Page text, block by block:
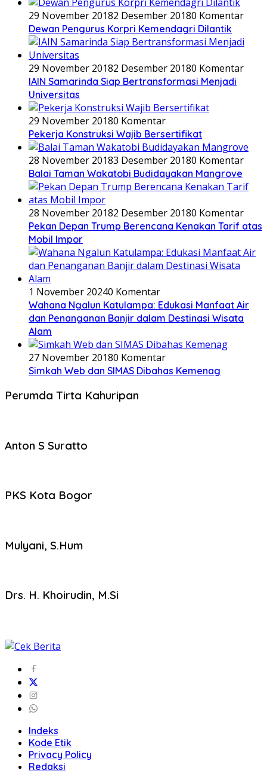
29 November 20182 Desember 20180 Komentar
Dewan Pengurus Korpri Kemendagri Dilantik
29 November 20182 Desember 20180 Komentar
IAIN Samarinda Siap Bertransformasi Menjadi
Universitas
29 November 20180 Komentar
Pekerja Konstruksi Wajib Bersertifikat
28 November 20183 Desember 20180 Komentar
Balai Taman Wakatobi Budidayakan Mangrove
28 November 20182 Desember 20180 Komentar
Pekan Depan Trump Berencana Kenakan Tarif atas
Mobil Impor
1 November 20240 Komentar
Wahana Ngalun Katulampa: Edukasi Manfaat Air
dan Penanganan Banjir dalam Destinasi Wisata
Alam
27 November 20180 Komentar
Simkah Web dan SIMAS Dibahas Kemenag
Perumda Tirta Kahuripan
Anton S Suratto
PKS Kota Bogor
Mulyani, S.Hum
Drs. H. Khoirudin, M.Si
Indeks
Kode Etik
Privacy Policy
Redaksi